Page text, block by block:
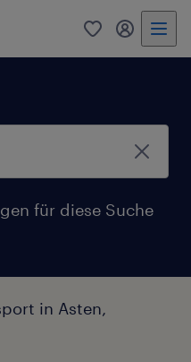
0 Mein
für diese Suche
in Asten,